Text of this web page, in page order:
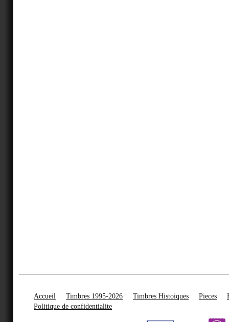
Accueil Timbres 1995-2026 Timbres Histoiques Pieces
Politique de confidentialite